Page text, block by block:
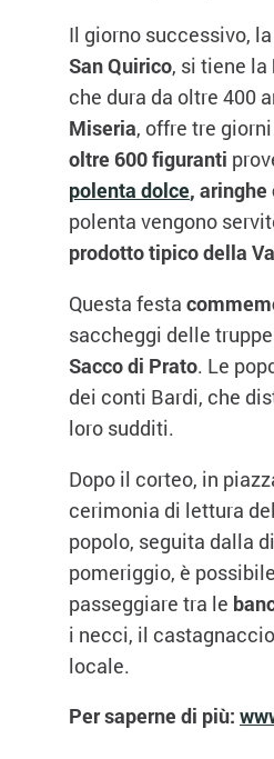
Il giorno successivo, la
San Quirico, si tiene la
che dura da oltre 400
Miseria, offre tre
oltre 600 figuranti
polenta dolce, aringhe
polenta vengono
prodotto tipico della
Questa festa
saccheggi delle
Sacco di Prato. Le
dei conti Bardi, che
loro sudditi.
Dopo il corteo, in
cerimonia di lettura
popolo, seguita dalla
pomeriggio, è
passeggiare tra le
i necci, il
locale.
Per saperne di più: